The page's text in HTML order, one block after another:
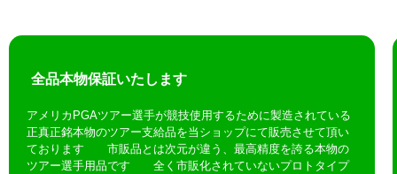
全品本物保証いたします
アメリカPGAツアー選手が競技使用するために製造されている
正真正銘本物のツアー支給品を当ショップにて販売させて頂い
ております 市販品とは次元が違う、最高精度を誇る本物の
ツアー選手用品です 全く市販化されていないプロトタイプ